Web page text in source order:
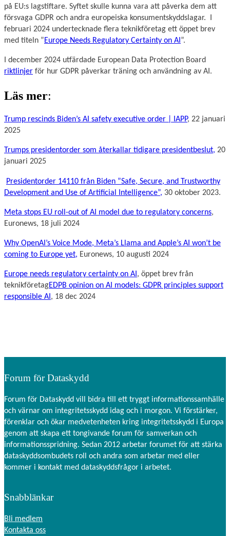
på EU:s lagstiftare. Syftet skulle kunna vara att påverka dem att
försvaga GDPR och andra europeiska konsumentskyddslagar. I
februari 2024 undertecknade flera teknikföretag ett öppet brev
med titeln ”Europe Needs Regulatory Certainty on AI ”.
I december 2024 utfärdade European Data Protection Board
riktlinjer för hur GDPR påverkar träning och användning av AI.
Läs mer:
Trump rescinds Biden’s AI safety executive order | IAPP, 22 januari
2025
Trumps presidentorder som återkallar tidigare presidentbeslut, 20
januari 2025
Presidentorder 14110 från Biden ”Safe, Secure, and Trustworthy
Development and Use of Artificial Intelligence”, 30 oktober 2023.
Meta stops EU roll-out of AI model due to regulatory concerns,
Euronews, 18 juli 2024
Why OpenAI’s Voice Mode, Meta’s Llama and Apple’s AI won’t be
coming to Europe yet, Euronews, 10 augusti 2024
Europe needs regulatory certainty on AI , öppet brev från
teknikföretagEDPB opinion on AI models: GDPR principles support
responsible AI , 18 dec 2024
Forum för Dataskydd
Forum för Dataskydd vill bidra till ett tryggt informationssamhälle
och värnar om integritetsskydd idag och i morgon. Vi förstärker,
förenklar och ökar medvetenheten kring integritetsskydd i Europa
genom att skapa ett tongivande forum för samverkan och
informationsspridning. Sedan 2012 arbetar forumet för att stärka
dataskyddsombudets roll och andra som arbetar med eller
kommer i kontakt med dataskyddsfrågor i arbetet.
Snabblänkar
Bli medlem
Kontakta oss